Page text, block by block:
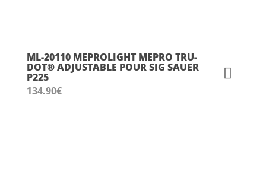
ML-20110 MEPROLIGHT MEPRO TRU-
DOT® ADJUSTABLE POUR SIG SAUER
P225
134.90€